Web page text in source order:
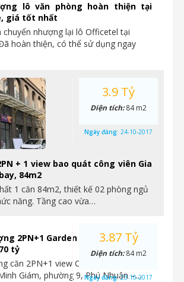
lô văn phòng hoàn thiện tại
giá tốt nhất
chuyển nhượng lại lô Officetel tại
hoàn thiện, có thể sử dụng ngay
+ 1 view bao quát công viên Gia
84m2
1 căn 84m2, thiết kế 02 phòng ngủ
năng. Tầng cao vừa…
3.9 Tỷ
Diện tích:84 m2
Ngày đăng: 24-10-2017
2PN+1 Garden Gate view CV Gia
tỷ
căn 2PN+1 view CV Gia Định, – Địa
Giám, phường 9, Phú Nhuận –…
3.87 Tỷ
Diện tích:84 m2
Ngày đăng:23-10-2017